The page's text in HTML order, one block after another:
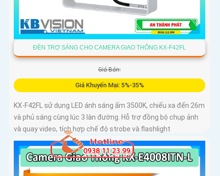
ĐÈN TRỢ SÁNG CHO CAMERA GIAO THÔNG KX-F42FL
Giá Bán:
Giá Khuyến Mại: 5%-35%
KX-F42FL sử dụng LED ánh sáng ấm 3500K, chiếu xa đến 26m
và phủ sáng cùng lúc 3 làn đường. Hỗ trợ đồng bộ chụp ảnh
và quay video, tích hợp chế độ strobe và flashlight